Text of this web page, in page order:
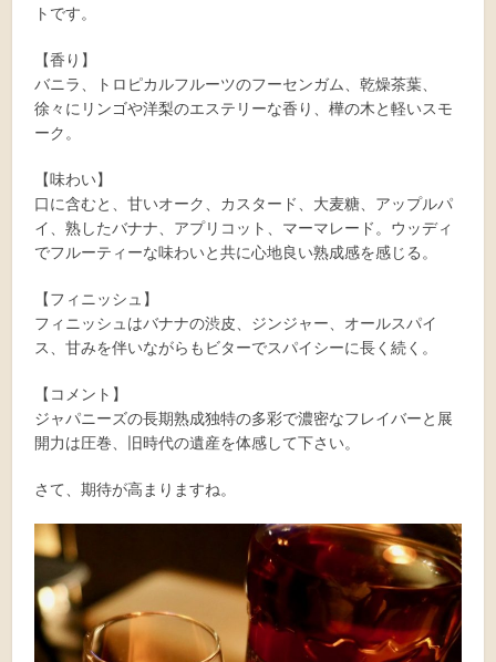
トです。
【香り】
バニラ、トロピカルフルーツのフーセンガム、乾燥茶葉、
徐々にリンゴや洋梨のエステリーな香り、樺の木と軽いスモ
ーク。
【味わい】
口に含むと、甘いオーク、カスタード、大麦糖、アップルパ
イ、熟したバナナ、アプリコット、マーマレード。ウッディ
でフルーティーな味わいと共に心地良い熟成感を感じる。
【フィニッシュ】
フィニッシュはバナナの渋皮、ジンジャー、オールスパイ
ス、甘みを伴いながらもビターでスパイシーに長く続く。
【コメント】
ジャパニーズの長期熟成独特の多彩で濃密なフレイバーと展
開力は圧巻、旧時代の遺産を体感して下さい。
さて、期待が高まりますね。